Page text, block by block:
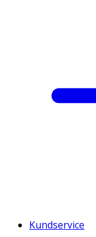
Kundservice